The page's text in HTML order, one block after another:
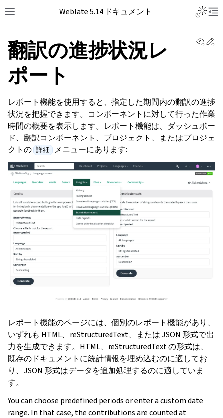
Weblate 5.14 ドキュメント
翻訳の進捗状況レ
ポート
レポート機能を使用すると、指定した期間内の翻訳の進捗
状況を把握できます。コンポーネントに対して行った作業
時間の概要を表示します。レポート機能は、ダッシュボー
ド、翻訳コンポーネント、プロジェクト、またはプロジェ
クトの 詳細 メニューにあります:
レポート機能のページには、個別のレポート機能があり、
いずれも HTML、reStructuredText、または JSON 形式で出
力を生成できます。HTML、reStructuredText の形式は、
既存のドキュメントに統計情報を埋め込むのに適してお
り、JSON 形式はデータを追加処理するのに適していま
す。
You can choose predefined periods or enter a custom date
range. In that case, the contributions are counted at